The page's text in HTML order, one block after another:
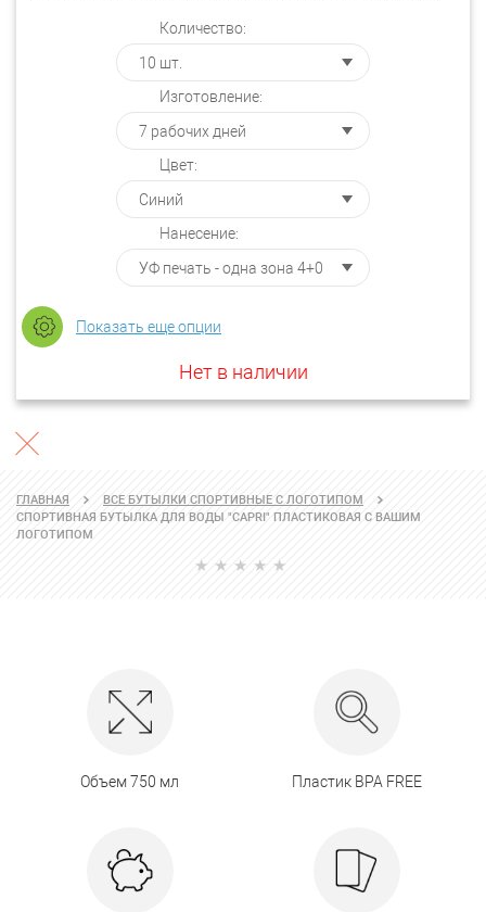
Количество:
Изготовление:
Цвет:
Нанесение:
Показать еще опции
Нет в наличии
ГЛАВНАЯ
ВСЕ БУТЫЛКИ СПОРТИВНЫЕ С ЛОГОТИПОМ
СПОРТИВНАЯ БУТЫЛКА ДЛЯ ВОДЫ "СAPRI" ПЛАСТИКОВАЯ С ВАШИМ
ЛОГОТИПОМ
Объем 750 мл Пластик BPA FREE